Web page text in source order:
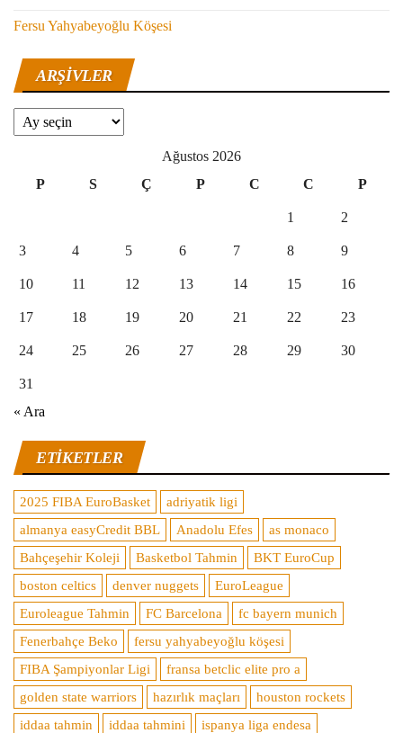
Fersu Yahyabeyoğlu Köşesi
ARŞIVLER
Arşivler
Ağustos 2026
P
S Ç P C C P
1 2
3 4 5 6 7 8 9
10 11 12 13 14 15 16
17 18 19 20 21 22 23
24 25 26 27 28 29 30
31
« Ara
ETIKETLER
2025 FIBA EuroBasket
adriyatik ligi
almanya easyCredit BBL
Anadolu Efes
as monaco
Bahçeşehir Koleji
Basketbol Tahmin
BKT EuroCup
boston celtics
denver nuggets
EuroLeague
Euroleague Tahmin
FC Barcelona
fc bayern munich
Fenerbahçe Beko
fersu yahyabeyoğlu köşesi
FIBA Şampiyonlar Ligi
fransa betclic elite pro a
golden state warriors
hazırlık maçları
houston rockets
iddaa tahmin
iddaa tahmini
ispanya liga endesa